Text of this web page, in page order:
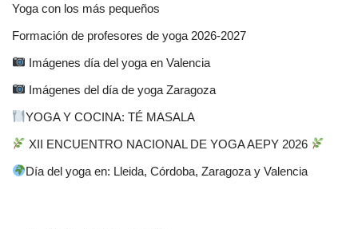
Yoga con los más pequeños
Formación de profesores de yoga 2026-2027
Imágenes día del yoga en Valencia
Imágenes del día de yoga Zaragoza
YOGA Y COCINA: TÉ MASALA
XII ENCUENTRO NACIONAL DE YOGA AEPY 2026
Día del yoga en: Lleida, Córdoba, Zaragoza y Valencia